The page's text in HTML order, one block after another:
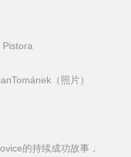
Pistora
（照片）
的持续成功故事，